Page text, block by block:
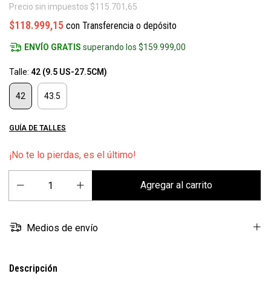
Precio sin impuestos $115.701,65
$118.999,15 con Transferencia o depósito
ENVÍO GRATIS superando los$159.999,00
Talle: 42 (9.5 US-27.5CM)
42 43.5
GUÍA DE TALLES
¡No te lo pierdas, es el último!
Medios de envío
Descripción